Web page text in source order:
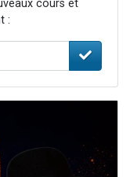
cours et
: